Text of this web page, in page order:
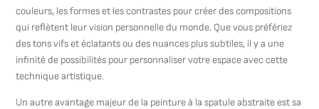
couleurs, les formes et les contrastes pour créer des compositions
qui reflètent leur vision personnelle du monde. Que vous préfériez
des tons vifs et éclatants ou des nuances plus subtiles, il y a une
infinité de possibilités pour personnaliser votre espace avec cette
technique artistique.
Un autre avantage majeur de la peinture à la spatule abstraite est sa